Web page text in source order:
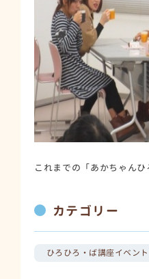
これまでの「あかちゃん
カテゴリー
ひろひろ・ば講座イベン